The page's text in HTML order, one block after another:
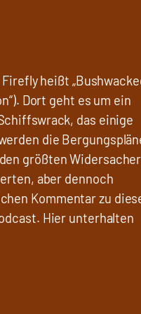
heißt
Dort geht es um ein
das einige
die
größten
aber dennoch
Kommentar zu
Hier unterhalten